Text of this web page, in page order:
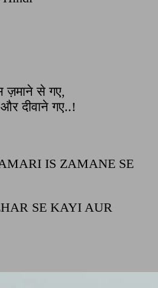
ज़माने से गए,
दीवाने गए..!
IS ZAMANE SE
SE KAYI AUR